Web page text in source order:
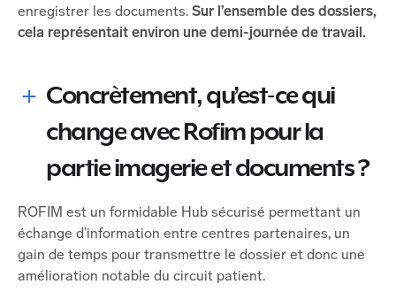
enregistrer les documents. Sur l’ensemble des dossiers,
cela représentait environ une demi-journée de travail.
Concrètement, qu’est-ce qui
change avec Rofim pour la
partie imagerie et documents ?
ROFIM est un formidable Hub sécurisé permettant un
échange d’information entre centres partenaires, un
gain de temps pour transmettre le dossier et donc une
amélioration notable du circuit patient.